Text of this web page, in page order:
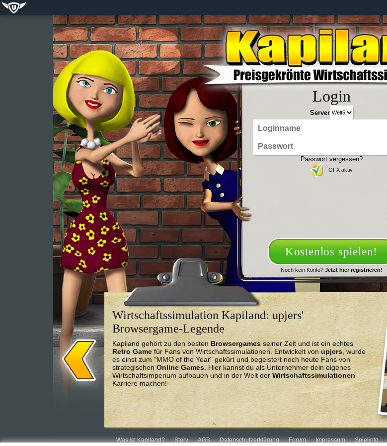
Login
Server
Passwort vergessen?
GFX aktiv
Kostenlos spielen!
Noch kein Konto? Jetzt hier registrieren!
Wirtschaftssimulation Kapiland: upjers'
Browsergame-Legende
Kapiland gehört zu den besten Browsergamesseiner Zeit und ist ein echtes
Retro Game für Fans von Wirtschaftssimulationen. Entwickelt von upjers, wurde
es einst zum "MMO of the Year" gekürt und begeistert noch heute Fans von
strategischenOnline Games. Hier kannst du als Unternehmer dein eigenes
Wirtschaftsimperium aufbauen und in der Welt der Wirtschaftssimulationen
Karriere machen!
Was ist Kapiland? Story AGB Datenschutzerklärung Forum Impressum Spielinfo